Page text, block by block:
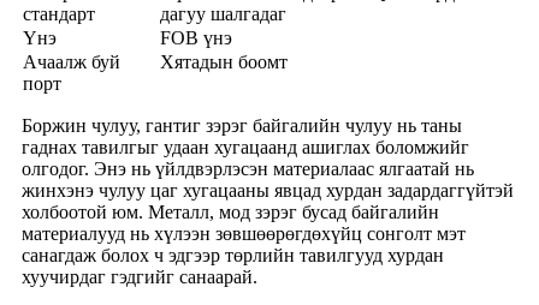
стандарт
дагуу шалгадаг
Үнэ
FOB үнэ
Ачаалж буй
порт
Хятадын боомт
Боржин чулуу, гантиг зэрэг байгалийн чулуу нь таны
гаднах тавилгыг удаан хугацаанд ашиглах боломжийг
олгодог. Энэ нь үйлдвэрлэсэн материалаас ялгаатай нь
жинхэнэ чулуу цаг хугацааны явцад хурдан задардаггүйтэй
холбоотой юм. Металл, мод зэрэг бусад байгалийн
материалууд нь хүлээн зөвшөөрөгдөхүйц сонголт мэт
санагдаж болох ч эдгээр төрлийн тавилгууд хурдан
хуучирдаг гэдгийг санаарай.